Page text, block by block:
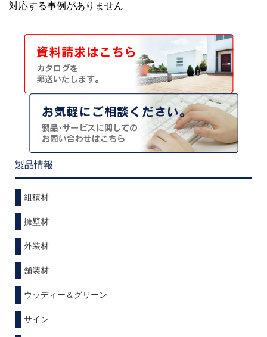
対応する事例がありません
製品情報
組積材
擁壁材
外装材
舗装材
ウッディー＆グリーン
サイン